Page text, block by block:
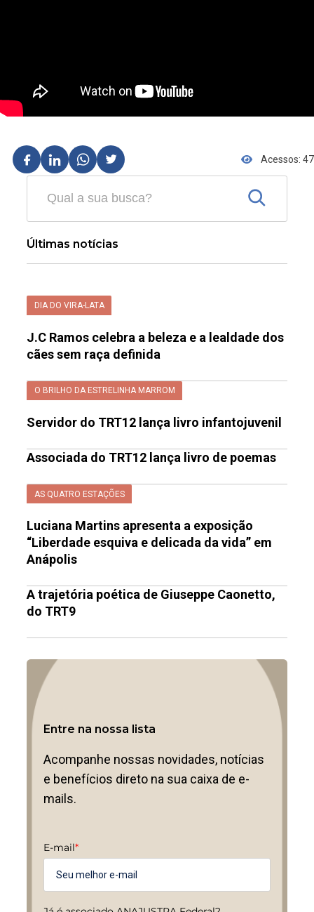
Acessos: 47
Últimas notícias
DIA DO VIRA-LATA
J.C Ramos celebra a beleza e a lealdade dos
cães sem raça definida
O BRILHO DA ESTRELINHA MARROM
Servidor do TRT12 lança livro infantojuvenil
Associada do TRT12 lança livro de poemas
AS QUATRO ESTAÇÕES
Luciana Martins apresenta a exposição
“Liberdade esquiva e delicada da vida” em
Anápolis
A trajetória poética de Giuseppe Caonetto,
do TRT9
Entre na nossa lista
Acompanhe nossas novidades, notícias
e benefícios direto na sua caixa de e-
mails.
E-mail*